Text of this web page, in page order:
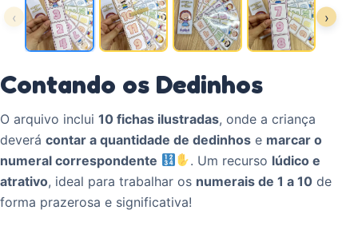
‹ ›
Contando os Dedinhos
O arquivo inclui 10 fichas ilustradas, onde a criança
deverá contar a quantidade de dedinhos e marcar o
numeral correspondente
. Um recurso lúdico e
atrativo, ideal para trabalhar os numerais de 1 a 10 de
forma prazerosa e significativa!